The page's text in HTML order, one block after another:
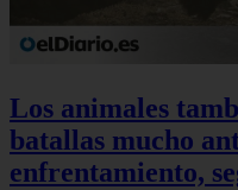
Los animales
batallas mucho
enfrentamiento,